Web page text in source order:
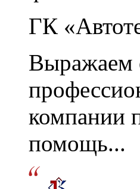
ГК
Выражаем
компании
помощь...